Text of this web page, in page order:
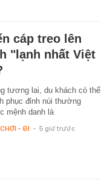
cáp treo lên
"lạnh nhất Việt
tương lai, du khách có thể
phục đỉnh núi thường
mệnh danh là
- ĐI - 5 giờ trước